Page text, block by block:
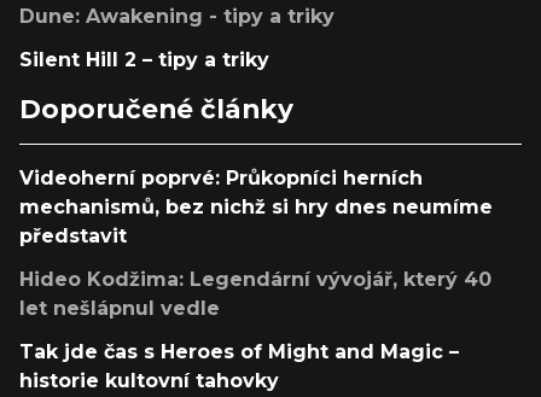
Dune: Awakening - tipy a triky
Silent Hill 2 – tipy a triky
Doporučené články
Videoherní poprvé: Průkopníci herních
mechanismů, bez nichž si hry dnes neumíme
představit
Hideo Kodžima: Legendární vývojář, který 40
let nešlápnul vedle
Tak jde čas s Heroes of Might and Magic –
historie kultovní tahovky